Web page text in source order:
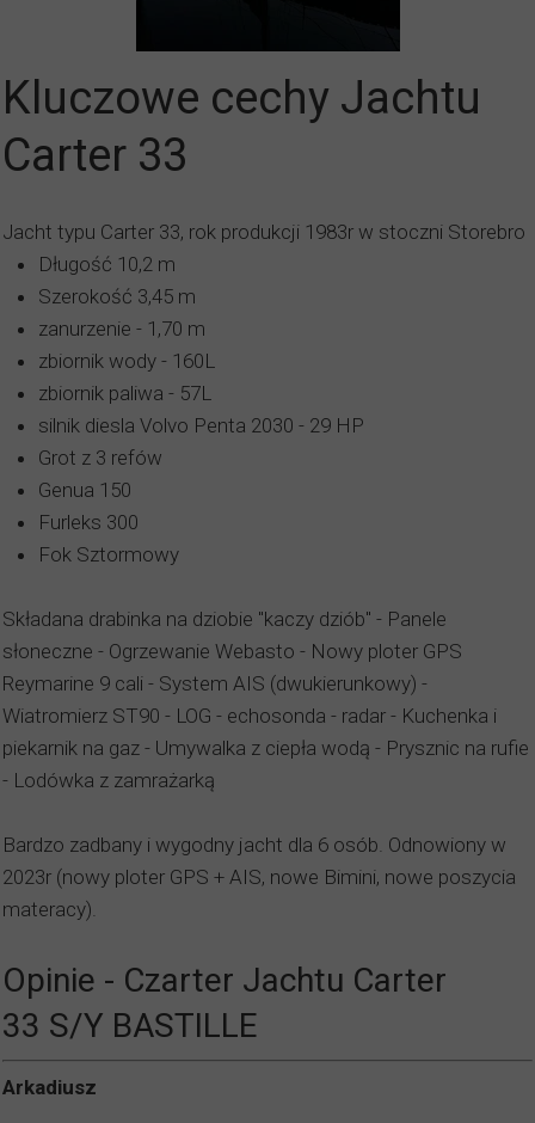
Kluczowe cechy Jachtu
Carter 33
Jacht typu Carter 33, rok produkcji 1983r w stoczni Storebro
Długość 10,2 m
Szerokość 3,45 m
zanurzenie - 1,70 m
zbiornik wody - 160L
zbiornik paliwa - 57L
silnik diesla Volvo Penta 2030 - 29 HP
Grot z 3 refów
Genua 150
Furleks 300
Fok Sztormowy
Składana drabinka na dziobie "kaczy dziób" - Panele
słoneczne - Ogrzewanie Webasto - Nowy ploter GPS
Reymarine 9 cali - System AIS (dwukierunkowy) -
Wiatromierz ST90 - LOG - echosonda - radar - Kuchenka i
piekarnik na gaz - Umywalka z ciepła wodą - Prysznic na rufie
- Lodówka z zamrażarką
Bardzo zadbany i wygodny jacht dla 6 osób. Odnowiony w
2023r (nowy ploter GPS + AIS, nowe Bimini, nowe poszycia
materacy).
Opinie - Czarter Jachtu Carter
33 S/Y BASTILLE
Arkadiusz